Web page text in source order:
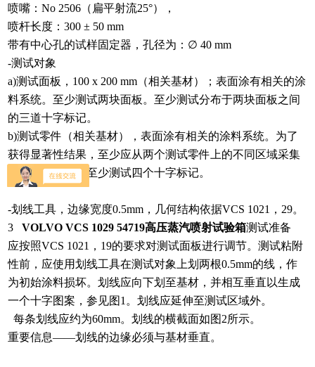
喷嘴：No 2506（扁平射流25°），
喷杆长度：300 ± 50 mm
带有中心孔的试样固定器，孔径为： ∅ 40 mm
-测试对象
a)测试面板，100 x 200 mm（相关基材）；表面涂有相关的涂
料系统。至少测试两块面板。至少测试分布于两块面板之间
的三道十字标记。
b)测试零件（相关基材），表面涂有相关的涂料系统。为了
获得显著性结果，至少应从两个测试零件上的不同区域采集
试样。每个零件至少测试四个十字标记。
-划线工具，边缘宽度0.5mm，几何结构依据VCS 1021，29。
3
VOLVO VCS 1029 54719高压蒸汽喷射试验箱测试准备
应按照VCS 1021，19的要求对测试面板进行调节。测试粘附
性前，应使用划线工具在测试对象上划两根0.5mm的线，作
为初始涂料损坏。划线应向下划至基材，并相互垂直以生成
一个十字图案，参见图1。划线应延伸至测试区域外。
每条划线应约为60mm。划线的横截面如图2所示。
重要信息——划线的边缘必须与基材垂直。